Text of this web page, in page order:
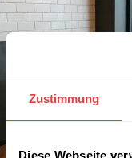
Zustimmung
Diese Webseite